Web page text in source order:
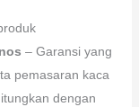
– Garansi yang
pemasaran kaca
dengan